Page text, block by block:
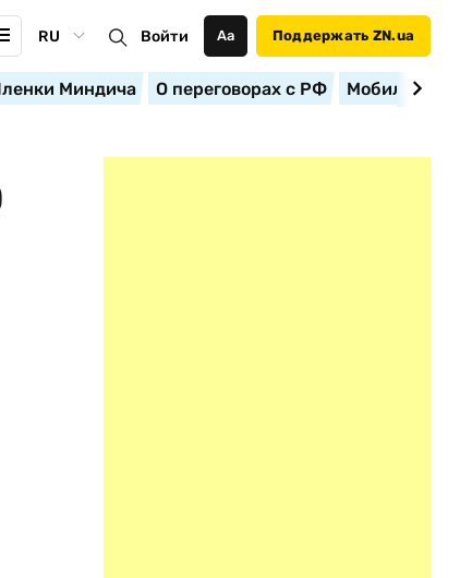
RU Войти Аа Поддержать ZN.ua
Миндича О переговорах с РФ